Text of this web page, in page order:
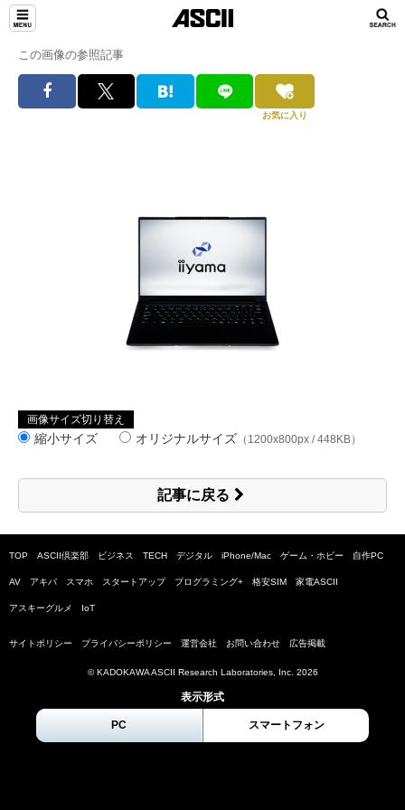
この画像の参照記事
お気に入り
画像サイズ切り替え
縮小サイズ オリジナルサイズ （1200x800px / 448KB）
記事に戻る
TOP ASCII倶楽部 ビジネス TECH デジタル iPhone/Mac ゲーム・ホビー 自作PC
AV アキバ スマホ スタートアップ プログラミング+ 格安SIM 家電ASCII
アスキーグルメ IoT
サイトポリシー プライバシーポリシー 運営会社 お問い合わせ 広告掲載
© KADOKAWA ASCII Research Laboratories, Inc. 2026
表示形式
PC スマートフォン